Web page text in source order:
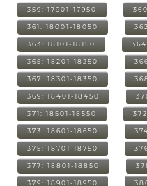
359: 17901-17950
361: 18001-18050
363: 18101-18150
365: 18201-18250
367: 18301-18350
369: 18401-18450
371: 18501-18550
373: 18601-18650
375: 18701-18750
377: 18801-18850
379: 18901-18950